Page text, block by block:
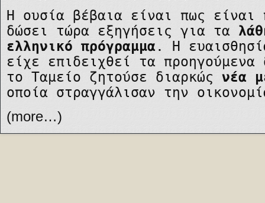
Η ουσία βέβαια είναι πως είναι
δώσει τώρα εξηγήσεις για τα
ελληνικό πρόγραμμα . Η
είχε επιδειχθεί τα
το Ταμείο ζητούσε διαρκώς νέα
οποία στραγγάλισαν την
(more…)